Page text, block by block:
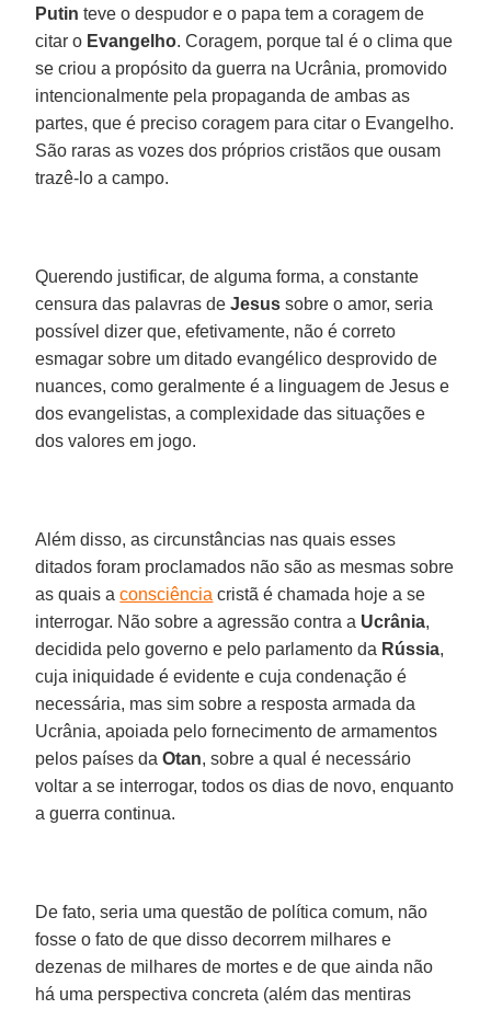
Putin teve o despudor e o papa tem a coragem de
citar o Evangelho. Coragem, porque tal é o clima que
se criou a propósito da guerra na Ucrânia, promovido
intencionalmente pela propaganda de ambas as
partes, que é preciso coragem para citar o Evangelho.
São raras as vozes dos próprios cristãos que ousam
trazê-lo a campo.
Querendo justificar, de alguma forma, a constante
censura das palavras deJesus sobre o amor, seria
possível dizer que, efetivamente, não é correto
esmagar sobre um ditado evangélico desprovido de
nuances, como geralmente é a linguagem de Jesus e
dos evangelistas, a complexidade das situações e
dos valores em jogo.
Além disso, as circunstâncias nas quais esses
ditados foram proclamados não são as mesmas sobre
as quais aconsciência cristã é chamada hoje a se
interrogar. Não sobre a agressão contra a Ucrânia,
decidida pelo governo e pelo parlamento da Rússia,
cuja iniquidade é evidente e cuja condenação é
necessária, mas sim sobre a resposta armada da
Ucrânia, apoiada pelo fornecimento de armamentos
pelos países daOtan, sobre a qual é necessário
voltar a se interrogar, todos os dias de novo, enquanto
a guerra continua.
De fato, seria uma questão de política comum, não
fosse o fato de que disso decorrem milhares e
dezenas de milhares de mortes e de que ainda não
há uma perspectiva concreta (além das mentiras